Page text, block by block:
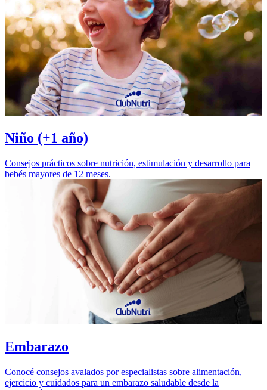
Niño (+1 año)
Consejos prácticos sobre nutrición, estimulación y desarrollo para
bebés mayores de 12 meses.
Embarazo
Conocé consejos avalados por especialistas sobre alimentación,
ejercicio y cuidados para un embarazo saludable desde la